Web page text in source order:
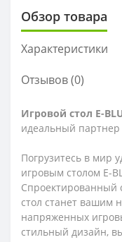
Обзор товара
Характеристики
Отзывов (0)
Игровой стол E-
идеальный
Погрузитесь в мир
игровым столом E-
Спроектированный
стол станет вашим
напряженных
стильный дизайн,